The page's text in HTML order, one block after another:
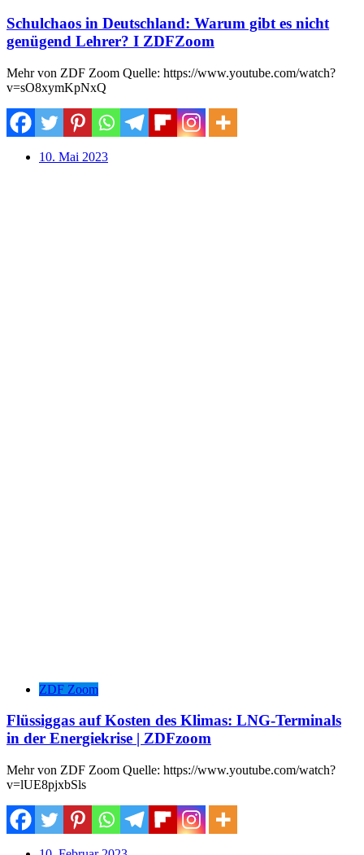
Schulchaos in Deutschland: Warum gibt es nicht
genügend Lehrer? I ZDFZoom
Mehr von ZDF Zoom Quelle: https://www.youtube.com/watch?
v=sO8xymKpNxQ
10. Mai 2023
ZDF Zoom
Flüssiggas auf Kosten des Klimas: LNG-Terminals
in der Energiekrise | ZDFzoom
Mehr von ZDF Zoom Quelle: https://www.youtube.com/watch?
v=lUE8pjxbSls